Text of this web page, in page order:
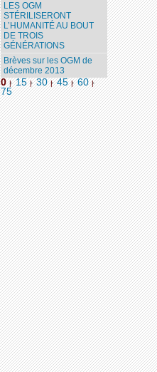
LES OGM
STÉRILISERONT
L’HUMANITÉ AU BOUT
DE TROIS
GÉNÉRATIONS
Brèves sur les OGM de
décembre 2013
0 | 15 | 30 | 45 | 60 |
75